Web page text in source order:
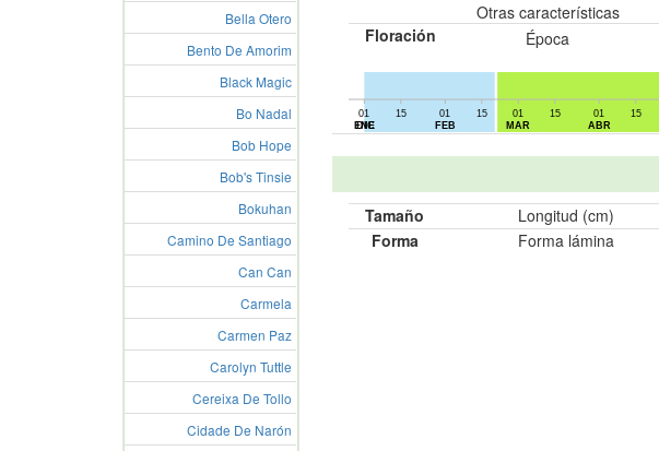
Bella Otero
Bento De Amorim
Black Magic
Bo Nadal
Bob Hope
Bob's Tinsie
Bokuhan
Camino De Santiago
Can Can
Carmela
Carmen Paz
Carolyn Tuttle
Cereixa De Tollo
Cidade De Narón
Otras características
Floración
Época
01
DIC
01
ENE
15
01
FEB
15
01
MAR
15
01
ABR
15
Tamaño Longitud (cm)
Forma
Forma lámina